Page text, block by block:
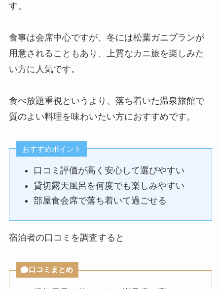
す。
食事は会席中心ですが、冬には松葉ガニプランが
用意されることもあり、上質なカニ旅を楽しみた
い方に人気です。
食べ放題重視というより、落ち着いた温泉旅館で
質のよい料理を味わいたい方におすすめです。
おすすめポイント
口コミ評価が高く安心して選びやすい
貸切露天風呂を何度でも楽しみやすい
部屋食会席で落ち着いて過ごせる
宿泊者の口コミを調査すると
口コミまとめ